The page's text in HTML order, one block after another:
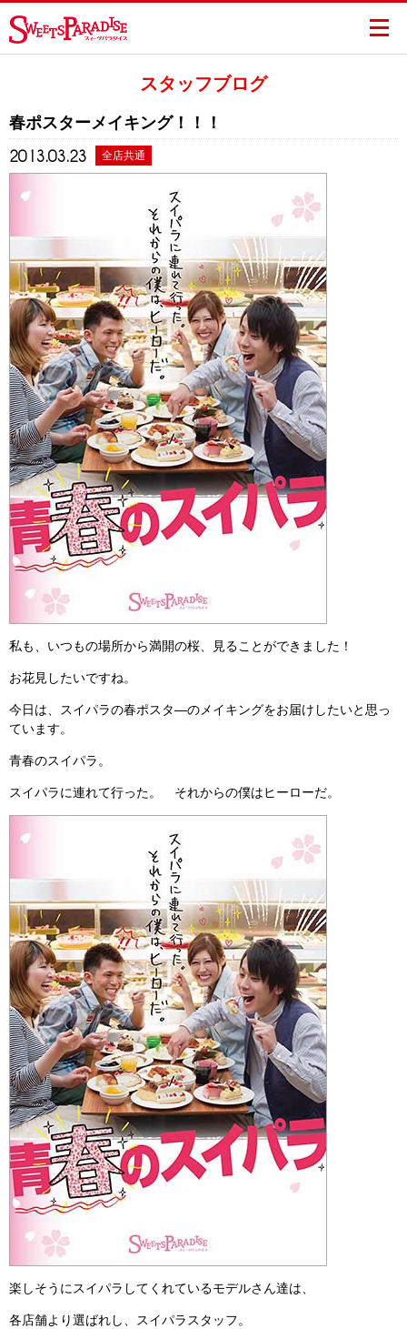
スタッフブログ
春ポスターメイキング！！！
2013.03.23 全店共通
私も、いつもの場所から満開の桜、見ることができました！
お花見したいですね。
今日は、スイパラの春ポスタ―のメイキングをお届けしたいと思っ
ています。
青春のスイパラ。
スイパラに連れて行った。 それからの僕はヒーローだ。
楽しそうにスイパラしてくれているモデルさん達は、
各店舗より選ばれし、スイパラスタッフ。